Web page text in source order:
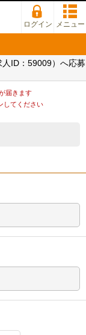
ログイン メニュー
ID：59009）へ応募
届きます
してください